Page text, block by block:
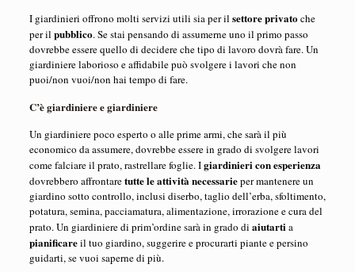
I giardinieri offrono molti servizi utili sia per il settore privatoche
per il pubblico. Se stai pensando di assumerne uno il primo passo
dovrebbe essere quello di decidere che tipo di lavoro dovrà fare. Un
giardiniere laborioso e affidabile può svolgere i lavori che non
puoi/non vuoi/non hai tempo di fare.
C’è giardiniere e giardiniere
Un giardiniere poco esperto o alle prime armi, che sarà il più
economico da assumere, dovrebbe essere in grado di svolgere lavori
come falciare il prato, rastrellare foglie. Igiardinieri con esperienza
dovrebbero affrontaretutte le attività necessarieper mantenere un
giardino sotto controllo, inclusi diserbo, taglio dell’erba, sfoltimento,
potatura, semina, pacciamatura, alimentazione, irrorazione e cura del
prato. Un giardiniere di prim’ordine sarà in grado di aiutarti a
pianificareil tuo giardino, suggerire e procurarti piante e persino
guidarti, se vuoi saperne di più.